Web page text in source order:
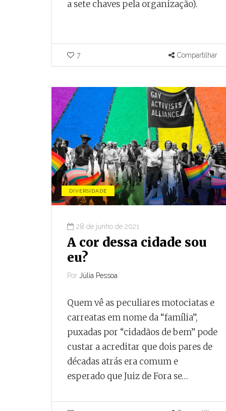
a sete chaves pela organização).
7 Compartilhar
DIVERSIDADE
28 de junho de 2021
A cor dessa cidade sou
eu?
Por Júlia Pessoa
Quem vê as peculiares motociatas e
carreatas em nome da “família”,
puxadas por “cidadãos de bem” pode
custar a acreditar que dois pares de
décadas atrás era comum e
esperado que Juiz de Fora se…